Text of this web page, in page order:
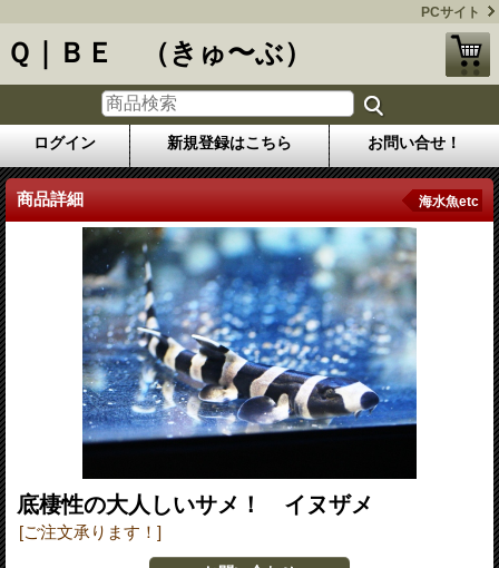
PCサイト
Ｑ｜ＢＥ （きゅ〜ぶ）
ログイン 新規登録はこちら お問い合せ！
商品詳細 海水魚etc
底棲性の大人しいサメ！ イヌザメ
[ご注文承ります！]